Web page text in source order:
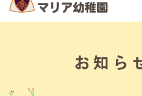
お知ら